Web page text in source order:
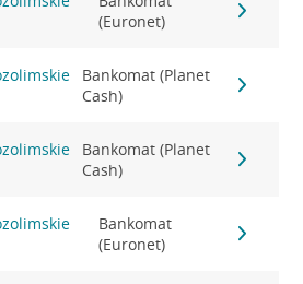
(Euronet)
Bankomat (Planet
Cash)
Bankomat (Planet
Cash)
Bankomat
(Euronet)